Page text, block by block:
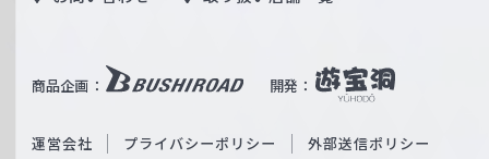
W
ß
c
商品企画： 開発：
b
O
運営会社 プライバシーポリシー 外部送信ポリシー